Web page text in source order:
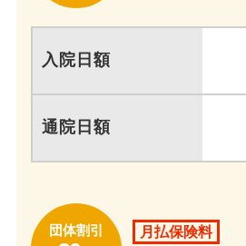
入院日額
通院日額
月払保険料
団体割引